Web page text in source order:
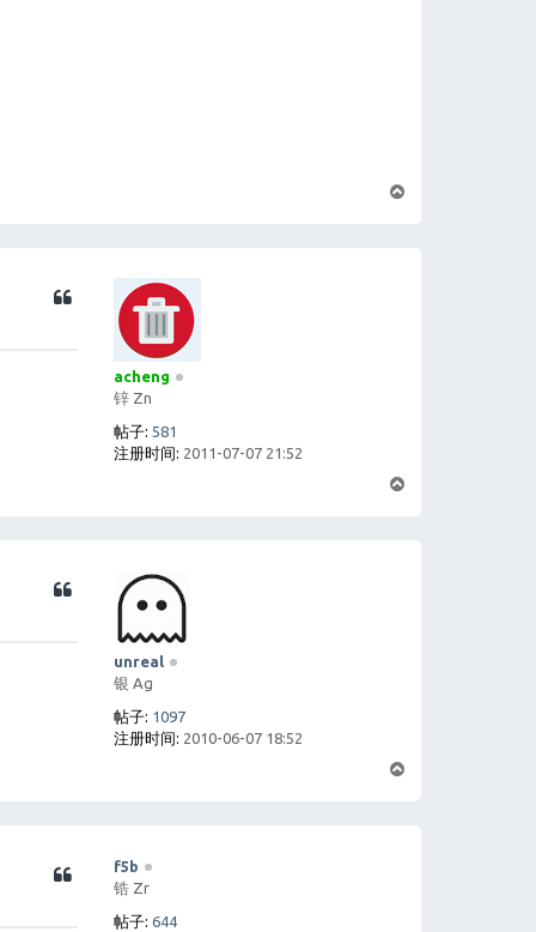
acheng
锌 Zn
帖子: 581
注册时间: 2011-07-07 21:52
unreal
银 Ag
帖子: 1097
注册时间: 2010-06-07 18:52
f5b
锆 Zr
帖子: 644